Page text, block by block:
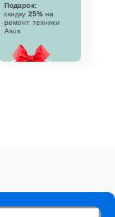
Подарок:
скидку 25% на
ремонт техники
Asus